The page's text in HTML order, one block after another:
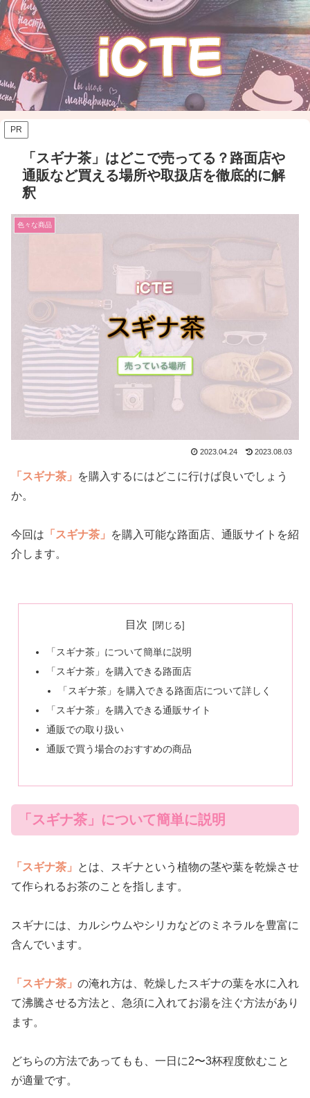
PR
「スギナ茶」はどこで売ってる？路面店や
通販など買える場所や取扱店を徹底的に解
釈
色々な商品
2023.04.24 2023.08.03
「スギナ茶」
を購入するにはどこに行けば良いでしょう
か。
今回は 「スギナ茶」
を購入可能な路面店、通販サイトを紹
介します。
目次
「スギナ茶」について簡単に説明
「スギナ茶」を購入できる路面店
「スギナ茶」を購入できる路面店について詳しく
「スギナ茶」を購入できる通販サイト
通販での取り扱い
通販で買う場合のおすすめの商品
「スギナ茶」について簡単に説明
「スギナ茶」
とは、スギナという植物の茎や葉を乾燥させ
て作られるお茶のことを指します。
スギナには、カルシウムやシリカなどのミネラルを豊富に
含んでいます。
「スギナ茶」 の淹れ方は、乾燥したスギナの葉を水に入れ
て沸騰させる方法と、急須に入れてお湯を注ぐ方法があり
ます。
どちらの方法であってもも、一日に2〜3杯程度飲むこと
が適量です。